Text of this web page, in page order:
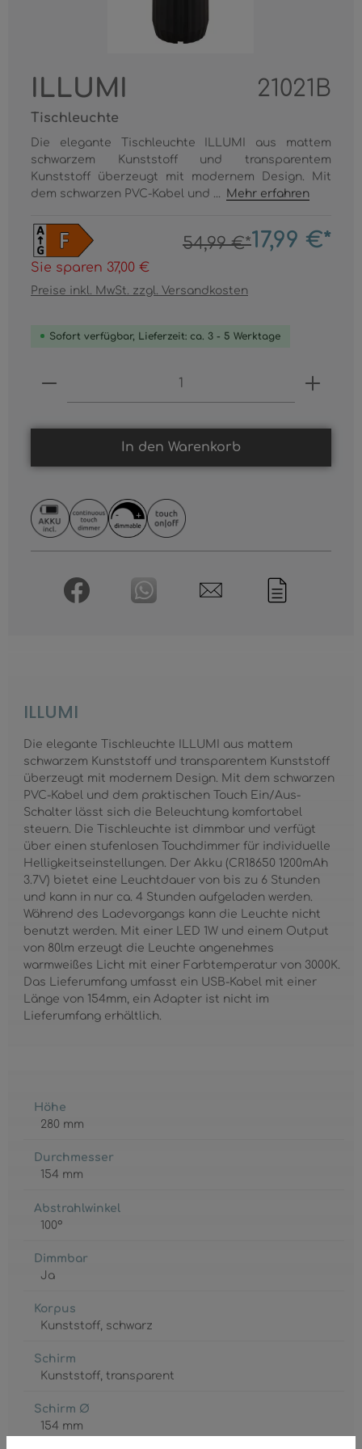
ILLUMI 21021B
Tischleuchte
Die elegante Tischleuchte ILLUMI aus mattem
schwarzem Kunststoff und transparentem
Kunststoff überzeugt mit modernem Design. Mit
dem schwarzen PVC-Kabel und ...
Mehr erfahren
54,99 €*17,99 €*
Sie sparen 37,00 €
Preise inkl. MwSt. zzgl. Versandkosten
Sofort verfügbar, Lieferzeit: ca. 3 - 5 Werktage
Produkt Anzahl: Gib den
In den Warenkorb
ILLUMI
Die elegante Tischleuchte ILLUMI aus mattem
schwarzem Kunststoff und transparentem Kunststoff
überzeugt mit modernem Design. Mit dem schwarzen
PVC-Kabel und dem praktischen Touch Ein/Aus-
Schalter lässt sich die Beleuchtung komfortabel
steuern. Die Tischleuchte ist dimmbar und verfügt
über einen stufenlosen Touchdimmer für individuelle
Helligkeitseinstellungen. Der Akku (CR18650 1200mAh
3.7V) bietet eine Leuchtdauer von bis zu 6 Stunden
und kann in nur ca. 4 Stunden aufgeladen werden.
Während des Ladevorgangs kann die Leuchte nicht
benutzt werden. Mit einer LED 1W und einem Output
von 80lm erzeugt die Leuchte angenehmes
warmweißes Licht mit einer Farbtemperatur von 3000K.
Das Lieferumfang umfasst ein USB-Kabel mit einer
Länge von 154mm, ein Adapter ist nicht im
Lieferumfang erhältlich.
Höhe
280 mm
Durchmesser
154 mm
Abstrahlwinkel
100°
Dimmbar
Ja
Korpus
Kunststoff, schwarz
Schirm
Kunststoff, transparent
Schirm Ø
154 mm